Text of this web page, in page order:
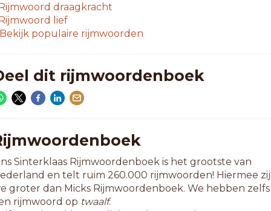
letterwoorden
letterwoorden
draagkracht
lief
Bekijk populaire rijmwoorden
dit rijmwoordenboek
Sinterklaas Rijmwoordenboek is het grootste van
en telt ruim 260.000 rijmwoorden! Hiermee
groter dan Micks Rijmwoordenboek. We hebben zelfs
rijmwoord op twaalf.